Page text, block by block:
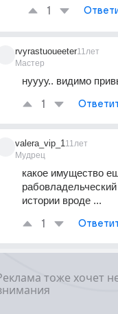
1
rvyrastuoueeter
Мастер
11лет
нуууу.. видимо
1
valera_vip_1
Мудрец
11лет
какое имущество
истории вроде ...
1